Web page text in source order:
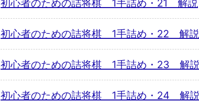
初心者のための詰将棋 1手詰め・21 解説
初心者のための詰将棋 1手詰め・22 解説
初心者のための詰将棋 1手詰め・23 解説
初心者のための詰将棋 1手詰め・24 解説